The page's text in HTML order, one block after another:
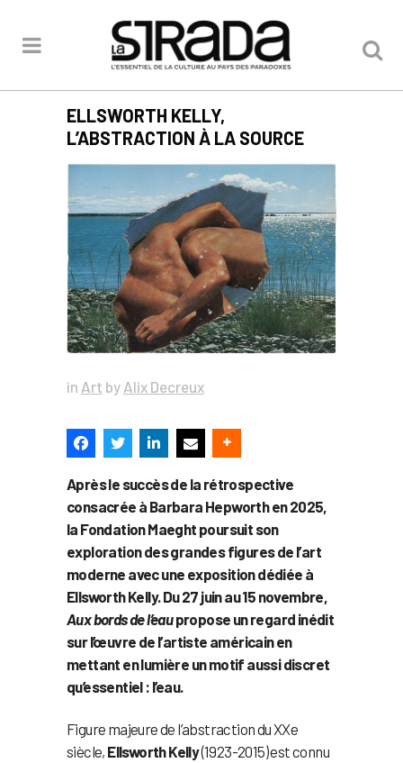
ELLSWORTH KELLY,
L’ABSTRACTION À LA SOURCE
in Art by Alix Decreux
Après le succès de la rétrospective
consacrée à Barbara Hepworth en 2025,
la Fondation Maeght poursuit son
exploration des grandes figures de l’art
moderne avec une exposition dédiée à
Ellsworth Kelly. Du 27 juin au 15 novembre,
Aux bords de l’eaupropose un regard inédit
sur l’œuvre de l’artiste américain en
mettant en lumière un motif aussi discret
qu’essentiel : l’eau.
Figure majeure de l’abstraction du XXe
siècle, Ellsworth Kelly(1923-2015) est connu